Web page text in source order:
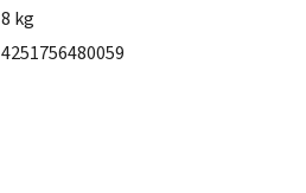
8 kg
4251756480059